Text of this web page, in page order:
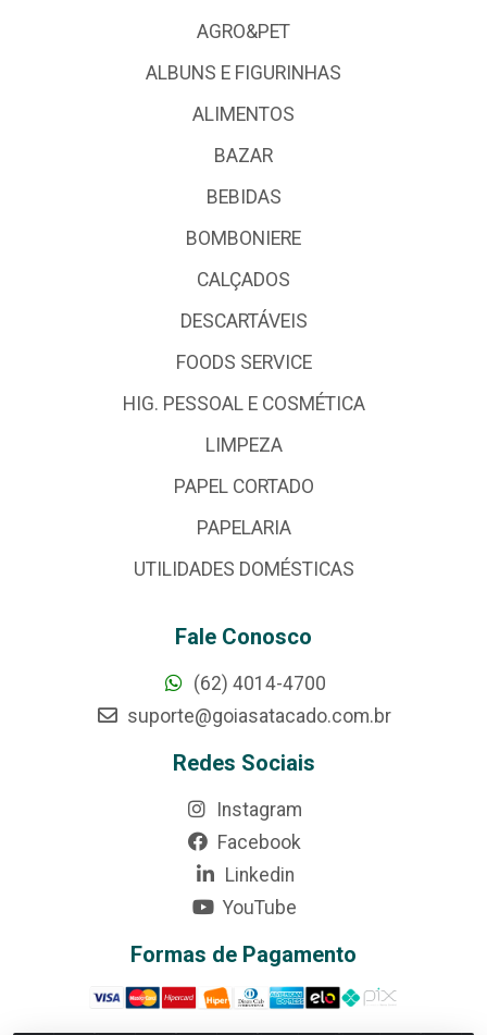
AGRO&PET
ALBUNS E FIGURINHAS
ALIMENTOS
BAZAR
BEBIDAS
BOMBONIERE
CALÇADOS
DESCARTÁVEIS
FOODS SERVICE
HIG. PESSOAL E COSMÉTICA
LIMPEZA
PAPEL CORTADO
PAPELARIA
UTILIDADES DOMÉSTICAS
Fale Conosco
(62) 4014-4700
suporte@goiasatacado.com.br
Redes Sociais
Instagram
Facebook
Linkedin
YouTube
Formas de Pagamento